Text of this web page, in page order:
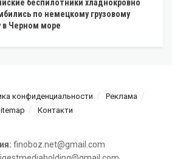
беспилотники хладнокровно
по немецкому грузовому
в Черном море
конфиденциальности
Реклама
Контакти
finoboz.net@gmail.com